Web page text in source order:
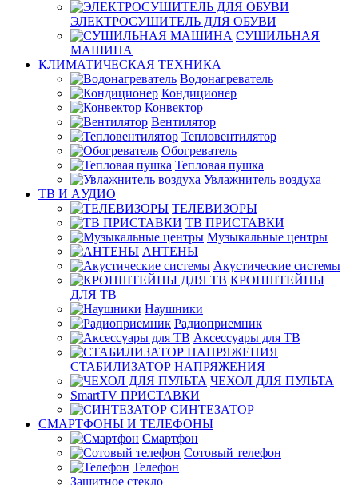
ЭЛЕКТРОСУШИТЕЛЬ ДЛЯ ОБУВИ
СУШИЛЬНАЯ
МАШИНА
КЛИМАТИЧЕСКАЯ ТЕХНИКА
Водонагреватель
Кондиционер
Конвектор
Вентилятор
Тепловентилятор
Обогреватель
Тепловая пушка
Увлажнитель воздуха
ТВ И AУДИО
ТЕЛЕВИЗОРЫ
ТВ ПРИСТАВКИ
Музыкальные центры
АНТЕНЫ
Акустические системы
КРОНШТЕЙНЫ
ДЛЯ ТВ
Наушники
Радиоприемник
Аксессуары для ТВ
СТАБИЛИЗАТОР НАПРЯЖЕНИЯ
ЧЕХОЛ ДЛЯ ПУЛЬТА
SmartTV ПРИСТАВКИ
СИНТЕЗАТОР
СМАРТФОНЫ И ТЕЛЕФОНЫ
Смартфон
Сотовый телефон
Телефон
Защитное стекло